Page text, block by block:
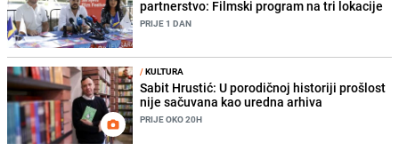
partnerstvo: Filmski program na tri lokacije
PRIJE 1 DAN
/KULTURA
Sabit Hrustić: U porodičnoj historiji prošlost
nije sačuvana kao uredna arhiva
PRIJE OKO 20H